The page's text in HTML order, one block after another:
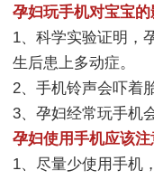
孕妇玩手机对宝宝的
1、科学实验证明，
生后患上多动症。
2、手机铃声会吓着
3、孕妇经常玩手机
孕妇使用手机应该
1、尽量少使用手机